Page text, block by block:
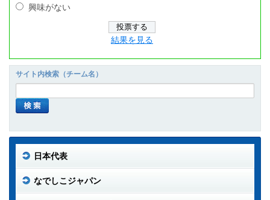
興味がない
結果を見る
サイト内検索（チーム名）
日本代表
なでしこジャパン